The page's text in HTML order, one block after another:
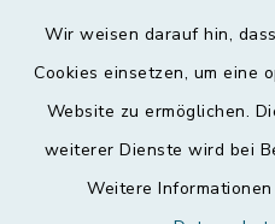
Wir weisen darauf hin,
Cookies einsetzen, um eine
Website zu ermöglichen.
weiterer Dienste wird bei
Weitere